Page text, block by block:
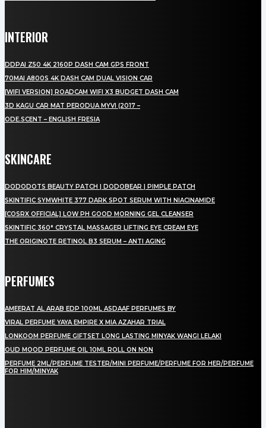
INTERIOR
DDPAI Z50 4K 2160P DASH CAM GPS FRONT
70MAI A800S 4K DASH CAM DUAL VISION CAR
[WIFI VERSION] ROADCAM WIFI X3 BUDGET DASH CAM
3D KAGU CAR MAT PERODUA MYVI (2017 –
ODE.SCENT – ENGLISH FRESIA
SKINCARE
DODODOTS BEAUTY PATCH | DODOBEAR | PIMPLE PATCH
SKINTIFIC SYMWHITE 377 DARK SPOT SERUM WITH NIACINAMIDE
[COSRX OFFICIAL] LOW PH GOOD MORNING GEL CLEANSER
SKINTIFIC 360° CRYSTAL MASSAGER LIFTING EYE CREAM EYE
THE ORIGINOTE RETINOL B3 SERUM – ANTI AGING
PERFUMES
AMEERAT AL ARAB EDP 100ML ASDAAF PERFUMES BY
VIRAL PERFUME YAYA EMPIRE X MIA AZAHAR TRIAL
LONKOOM PERFUME GIFTSET LONG LASTING MINYAK WANGI LELAKI
OUD MOOD PERFUME OIL 10ML ROLL ON NON
PERFUME 2ML/PERFUME TESTER/MINI PERFUME/PERFUME FOR HER/PERFUME
FOR HIM/MINYAK